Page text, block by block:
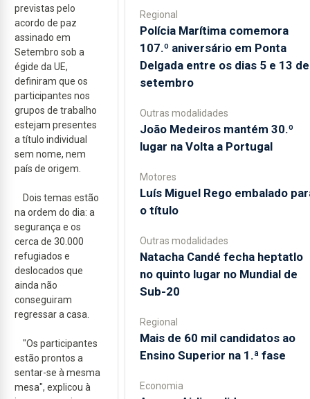
previstas pelo
acordo de paz
assinado em
Setembro sob a
égide da UE,
definiram que os
participantes nos
grupos de trabalho
estejam presentes
a título individual
sem nome, nem
país de origem.
Dois temas estão
na ordem do dia: a
segurança e os
cerca de 30.000
refugiados e
deslocados que
ainda não
conseguiram
regressar a casa.
"Os participantes
estão prontos a
sentar-se à mesma
mesa", explicou à
Regional
Polícia Marítima comemora
107.º aniversário em Ponta
Delgada entre os dias 5 e 13 de
setembro
Outras modalidades
João Medeiros mantém 30.º
lugar na Volta a Portugal
Motores
Luís Miguel Rego embalado
o título
Outras modalidades
Natacha Candé fecha heptatlo
no quinto lugar no Mundial de
Sub-20
Regional
Mais de 60 mil candidatos ao
Ensino Superior na 1.ª fase
Economia